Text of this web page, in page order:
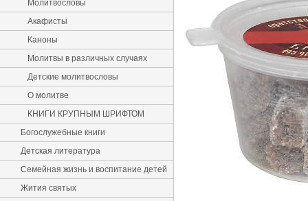
Молитвословы
Акафисты
Каноны
Молитвы в различных случаях
Детские молитвословы
О молитве
КНИГИ КРУПНЫМ ШРИФТОМ
Богослужебные книги
Детская литература
Семейная жизнь и воспитание детей
Жития святых